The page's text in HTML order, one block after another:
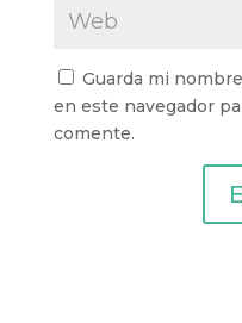
Guarda mi
en este navegador
comente.